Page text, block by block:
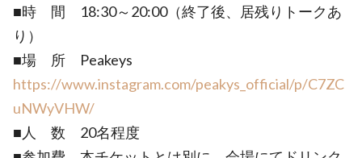
■時 間 18:30～20:00（終了後、居残りトークあ
り）
■場 所 Peakeys
https://www.instagram.com/peakys_official/p/C7ZC
uNWyVHW/
■人 数 20名程度